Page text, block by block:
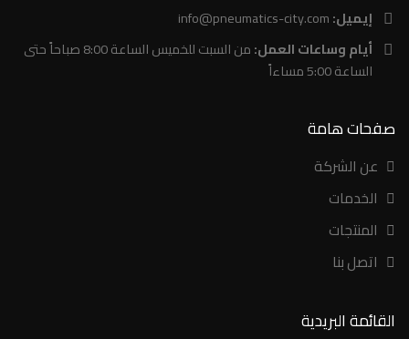
إيميل:info@pneumatics-city.com
أيام وساعات العمل:
من السبت للخميس الساعة 8:00 صباحاً حتى
الساعة 5:00 مساءاً
صفحات هامة
عن الشركة
الخدمات
المنتجات
اتصل بنا
القائمة البريدية